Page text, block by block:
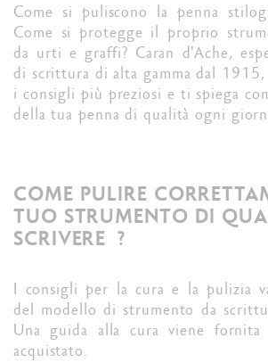
Come si puliscono la penna
Come si protegge il proprio
da urti e graffi? Caran d'Ache,
di scrittura di alta gamma dal
i consigli più preziosi e ti spiega
della tua penna di qualità ogni
COME PULIRE
TUO STRUMENTO DI
SCRIVERE ?
I consigli per la cura e la pulizia
del modello di strumento da
Una guida alla cura viene
acquistato.